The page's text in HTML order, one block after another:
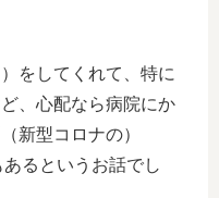
をしてくれて、特に
、心配なら病院にか
新型コロナの）
るというお話でし